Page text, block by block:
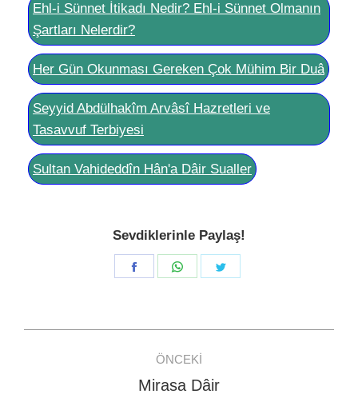
Ehl-i Sünnet İtikadı Nedir? Ehl-i Sünnet Olmanın
Şartları Nelerdir?
Her Gün Okunması Gereken Çok Mühim Bir Duâ
Seyyid Abdülhakîm Arvâsî Hazretleri ve
Tasavvuf Terbiyesi
Sultan Vahideddîn Hân'a Dâir Sualler
Sevdiklerinle Paylaş!
Share
Share
navigation
ÖNCEKI
Previous
Mirasa Dâir